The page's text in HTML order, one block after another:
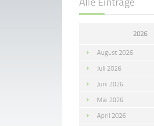
2026
August 2026
Juli 2026
Juni 2026
Mai 2026
April 2026